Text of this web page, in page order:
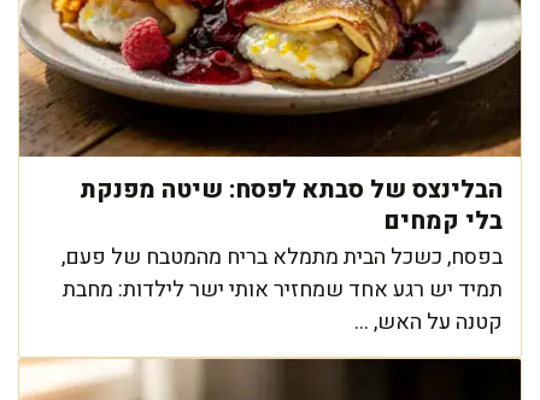
הבלינצס של סבתא לפסח: שיטה מפנקת
בלי קמחים
בפסח, כשכל הבית מתמלא בריח מהמטבח של פעם,
תמיד יש רגע אחד שמחזיר אותי ישר לילדות: מחבת
קטנה על האש, ...